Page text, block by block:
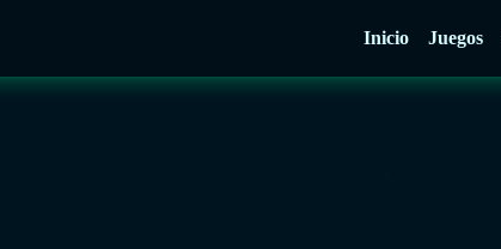
Inicio Juegos